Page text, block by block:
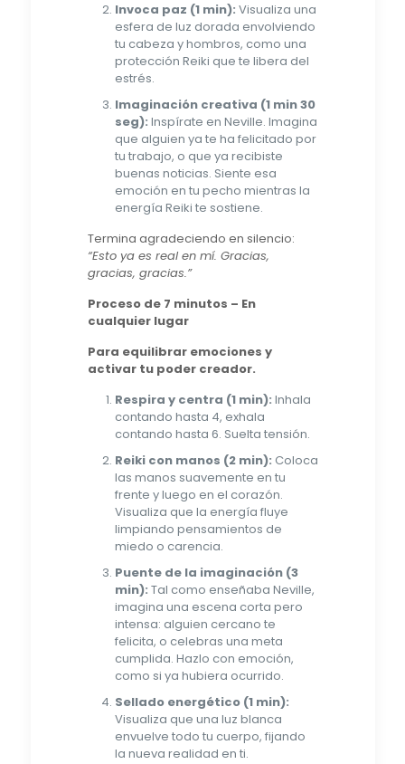
Invoca paz (1 min): Visualiza una
esfera de luz dorada envolviendo
tu cabeza y hombros, como una
protección Reiki que te libera del
estrés.
Imaginación creativa (1 min 30
seg): Inspírate en Neville. Imagina
que alguien ya te ha felicitado por
tu trabajo, o que ya recibiste
buenas noticias. Siente esa
emoción en tu pecho mientras la
energía Reiki te sostiene.
Termina agradeciendo en silencio:
“Esto ya es real en mí. Gracias,
gracias, gracias.”
Proceso de 7 minutos – En
cualquier lugar
Para equilibrar emociones y
activar tu poder creador.
Respira y centra (1 min): Inhala
contando hasta 4, exhala
contando hasta 6. Suelta tensión.
Reiki con manos (2 min): Coloca
las manos suavemente en tu
frente y luego en el corazón.
Visualiza que la energía fluye
limpiando pensamientos de
miedo o carencia.
Puente de la imaginación (3
min): Tal como enseñaba Neville,
imagina una escena corta pero
intensa: alguien cercano te
felicita, o celebras una meta
cumplida. Hazlo con emoción,
como si ya hubiera ocurrido.
Sellado energético (1 min):
Visualiza que una luz blanca
envuelve todo tu cuerpo, fijando
la nueva realidad en ti.